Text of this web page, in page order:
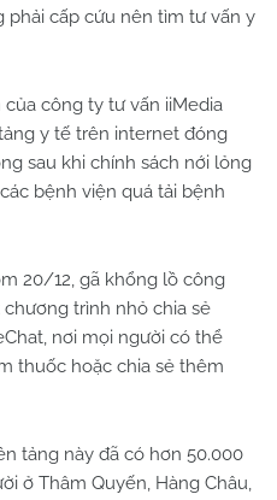
cấp cứu nên tìm tư vấn y
công ty tư vấn iiMedia
y tế trên internet đóng
sau khi chính sách nới lỏng
bệnh viện quá tải bệnh
20/12, gã khổng lồ công
trình nhỏ chia sẻ
nơi mọi người có thể
thuốc hoặc chia sẻ thêm
tảng này đã có hơn 50.000
ở Thâm Quyến, Hàng Châu,